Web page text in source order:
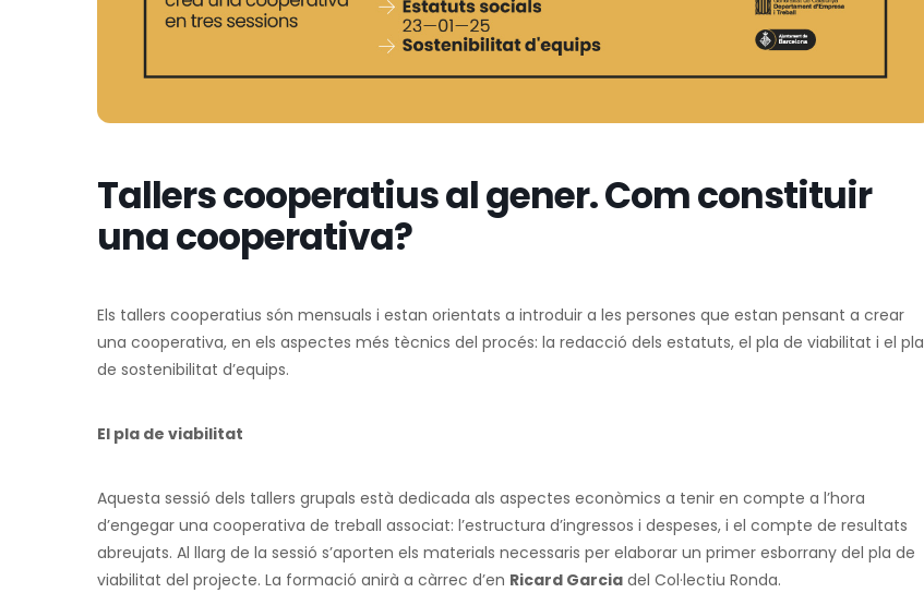
Tallers cooperatius al gener. Com constituir
una cooperativa?
Els tallers cooperatius són mensuals i estan orientats a introduir a les persones que estan pensant a crear
una cooperativa, en els aspectes més tècnics del procés: la redacció dels estatuts, el pla de viabilitat i el pla
de sostenibilitat d’equips.
El pla de viabilitat
Aquesta sessió dels tallers grupals està dedicada als aspectes econòmics a tenir en compte a l’hora
d’engegar una cooperativa de treball associat: l’estructura d’ingressos i despeses, i el compte de resultats
abreujats. Al llarg de la sessió s’aporten els materials necessaris per elaborar un primer esborrany del pla de
viabilitat del projecte. La formació anirà a càrrec d’en Ricard Garcia del Col·lectiu Ronda.